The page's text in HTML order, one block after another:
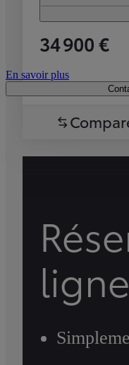
34 900 €
En savoir plus
ligne